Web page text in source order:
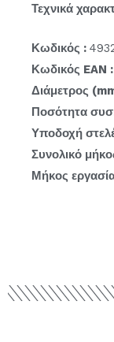
Τεχνικά
Κωδικός :
Κωδικός EAN :
Διάμετρος
Ποσότητα
Υποδοχή
Συνολικό
Μήκος